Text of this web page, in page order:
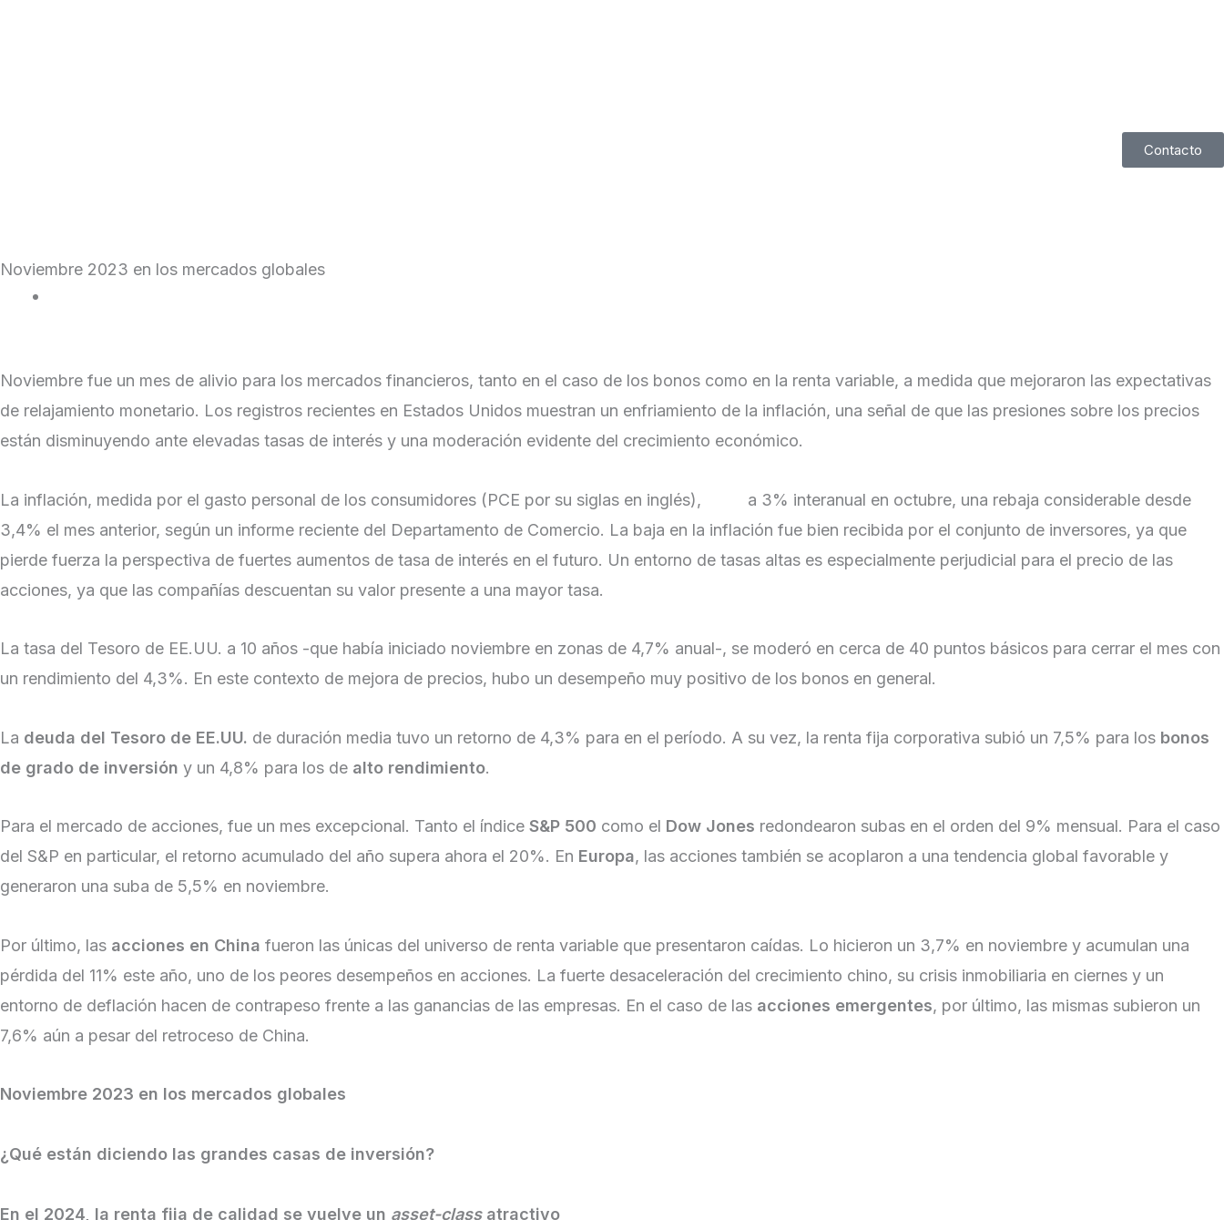
Contacto
Noviembre 2023 en los mercados globales
Noviembre fue un mes de alivio para los mercados financieros, tanto en el caso de los bonos como en la renta variable, a medida que mejoraron las expectativas
de relajamiento monetario. Los registros recientes en Estados Unidos muestran un enfriamiento de la inflación, una señal de que las presiones sobre los precios
están disminuyendo ante elevadas tasas de interés y una moderación evidente del crecimiento económico.
La inflación, medida por el gasto personal de los consumidores (PCE por su siglas en inglés),
a 3% interanual en octubre, una rebaja considerable desde
3,4% el mes anterior, según un informe reciente del Departamento de Comercio. La baja en la inflación fue bien recibida por el conjunto de inversores, ya que
pierde fuerza la perspectiva de fuertes aumentos de tasa de interés en el futuro. Un entorno de tasas altas es especialmente perjudicial para el precio de las
acciones, ya que las compañías descuentan su valor presente a una mayor tasa.
La tasa del Tesoro de EE.UU. a 10 años -que había iniciado noviembre en zonas de 4,7% anual-, se moderó en cerca de 40 puntos básicos para cerrar el mes con
un rendimiento del 4,3%. En este contexto de mejora de precios, hubo un desempeño muy positivo de los bonos en general.
La deuda del Tesoro de EE.UU. de duración media tuvo un retorno de 4,3% para en el período. A su vez, la renta fija corporativa subió un 7,5% para los bonos
de grado de inversión y un 4,8% para los de alto rendimiento.
Para el mercado de acciones, fue un mes excepcional. Tanto el índice S&P 500 como el Dow Jones redondearon subas en el orden del 9% mensual. Para el caso
del S&P en particular, el retorno acumulado del año supera ahora el 20%. En Europa, las acciones también se acoplaron a una tendencia global favorable y
generaron una suba de 5,5% en noviembre.
Por último, las acciones en China fueron las únicas del universo de renta variable que presentaron caídas. Lo hicieron un 3,7% en noviembre y acumulan una
pérdida del 11% este año, uno de los peores desempeños en acciones. La fuerte desaceleración del crecimiento chino, su crisis inmobiliaria en ciernes y un
entorno de deflación hacen de contrapeso frente a las ganancias de las empresas. En el caso de las acciones emergentes, por último, las mismas subieron un
7,6% aún a pesar del retroceso de China.
Noviembre 2023 en los mercados globales
¿Qué están diciendo las grandes casas de inversión?
En el 2024, la renta fija de calidad se vuelve un asset-class atractivo